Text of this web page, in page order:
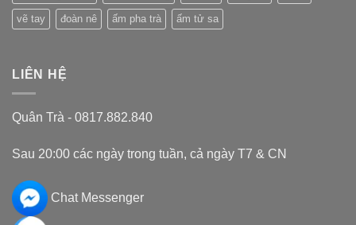
vẽ tay đoàn nê ấm pha trà ấm tử sa
LIÊN HỆ
Quân Trà - 0817.882.840
Sau 20:00 các ngày trong tuần, cả ngày T7 & CN
Chat Messenger